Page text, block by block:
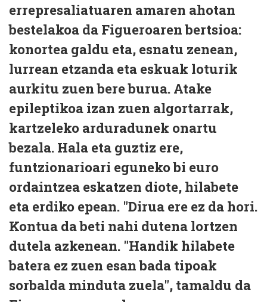
errepresaliatuaren amaren ahotan
bestelakoa da Figueroaren bertsioa:
konortea galdu eta, esnatu zenean,
lurrean etzanda eta eskuak loturik
aurkitu zuen bere burua. Atake
epileptikoa izan zuen algortarrak,
kartzeleko arduradunek onartu
bezala. Hala eta guztiz ere,
funtzionarioari eguneko bi euro
ordaintzea eskatzen diote, hilabete
eta erdiko epean. "Dirua ere ez da hori.
Kontua da beti nahi dutena lortzen
dutela azkenean. "Handik hilabete
batera ez zuen esan bada tipoak
sorbalda minduta zuela", tamaldu da